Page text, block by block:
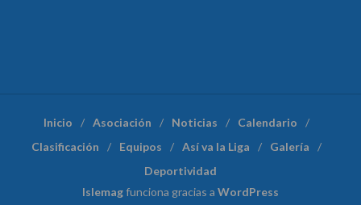
Inicio Asociación Noticias
Calendario
Clasificación
Equipos Así va la Liga
Galería
Deportividad
Islemagfunciona gracias a WordPress